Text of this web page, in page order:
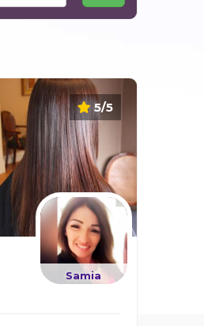
5/5
Samia